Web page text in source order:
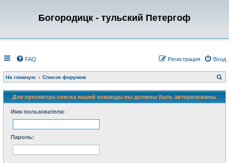
Богородицк - тульский Петергоф
FAQ Вход
Регистрация
На главную Список форумов
о
с
Для просмотра списка нашей команды вы должны быть авторизованы.
Имя пользователя:
Пароль: